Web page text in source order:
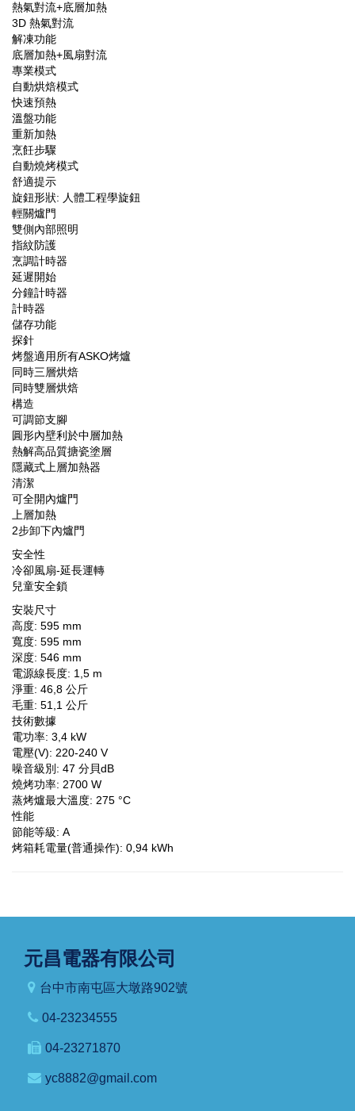
熱氣對流+底層加熱
3D 熱氣對流
解凍功能
底層加熱+風扇對流
專業模式
自動烘焙模式
快速預熱
溫盤功能
重新加熱
烹飪步驟
自動燒烤模式
舒適提示
旋鈕形狀: 人體工程學旋鈕
輕關爐門
雙側內部照明
指紋防護
烹調計時器
延遲開始
分鐘計時器
計時器
儲存功能
探針
烤盤適用所有ASKO烤爐
同時三層烘焙
同時雙層烘焙
構造
可調節支腳
圓形內壁利於中層加熱
熱解高品質搪瓷塗層
隱藏式上層加熱器
清潔
可全開內爐門
上層加熱
2步卸下內爐門
安全性
冷卻風扇-延長運轉
兒童安全鎖
安裝尺寸
高度: 595 mm
寬度: 595 mm
深度: 546 mm
電源線長度: 1,5 m
淨重: 46,8 公斤
毛重: 51,1 公斤
技術數據
電功率: 3,4 kW
電壓(V): 220-240 V
噪音級別: 47 分貝dB
燒烤功率: 2700 W
蒸烤爐最大溫度: 275 °C
性能
節能等級: A
烤箱耗電量(普通操作): 0,94 kWh
元昌電器有限公司
台中市南屯區大墩路902號
04-23234555
04-23271870
yc8882@gmail.com